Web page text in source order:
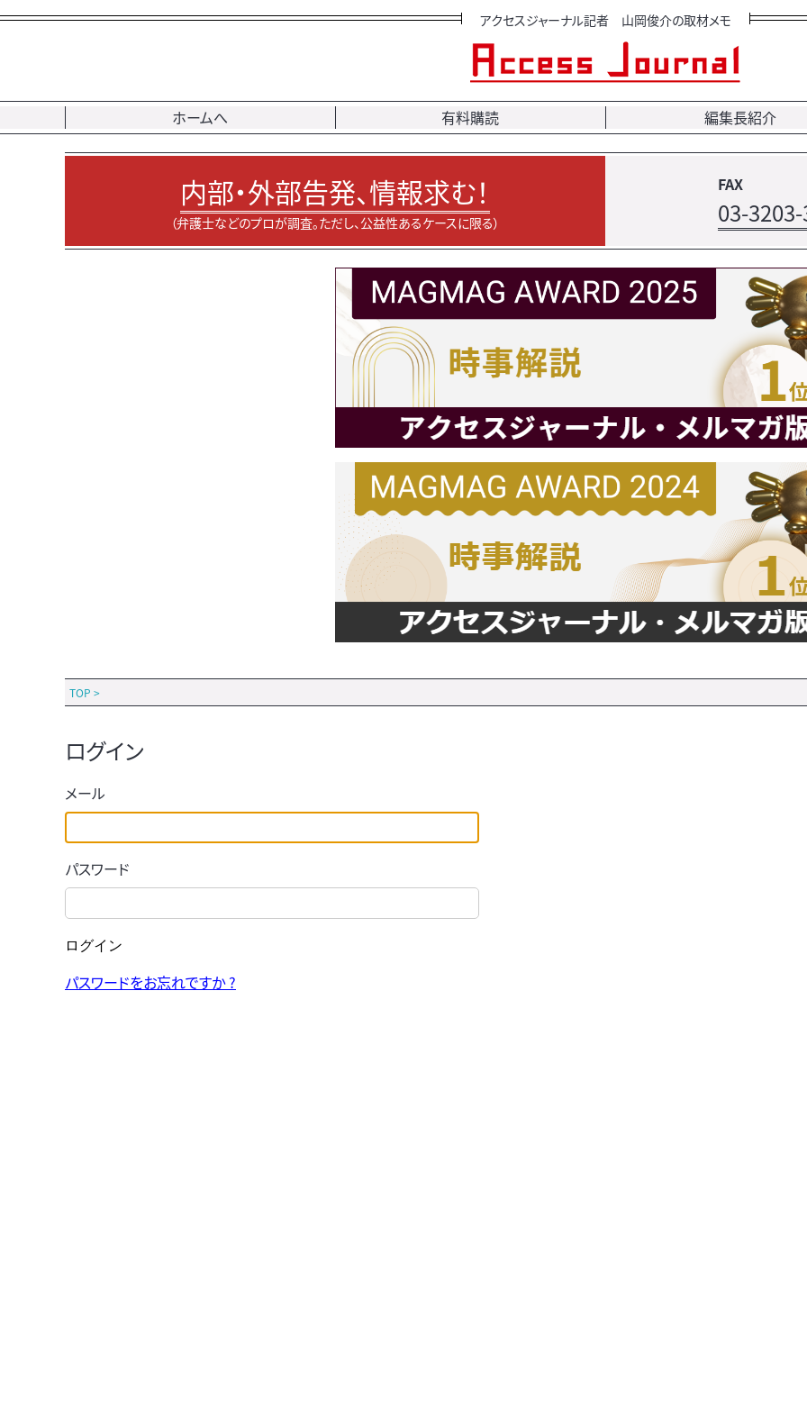
アクセスジャーナル記者 山岡俊介の取材メモ
ホームへ 有料購読 編集長紹介
内部・外部告発、情報求む！
（弁護士などのプロが調査。ただし、公益性あるケースに限る）
FAX
03-
TOP >
ログイン
メール
パスワード
ログイン
パスワードをお忘れですか ?